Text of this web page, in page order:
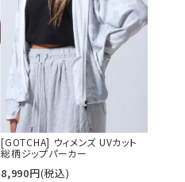
[GOTCHA] ウィメンズ UVカット
総柄ジップパーカー
8,990円(税込)